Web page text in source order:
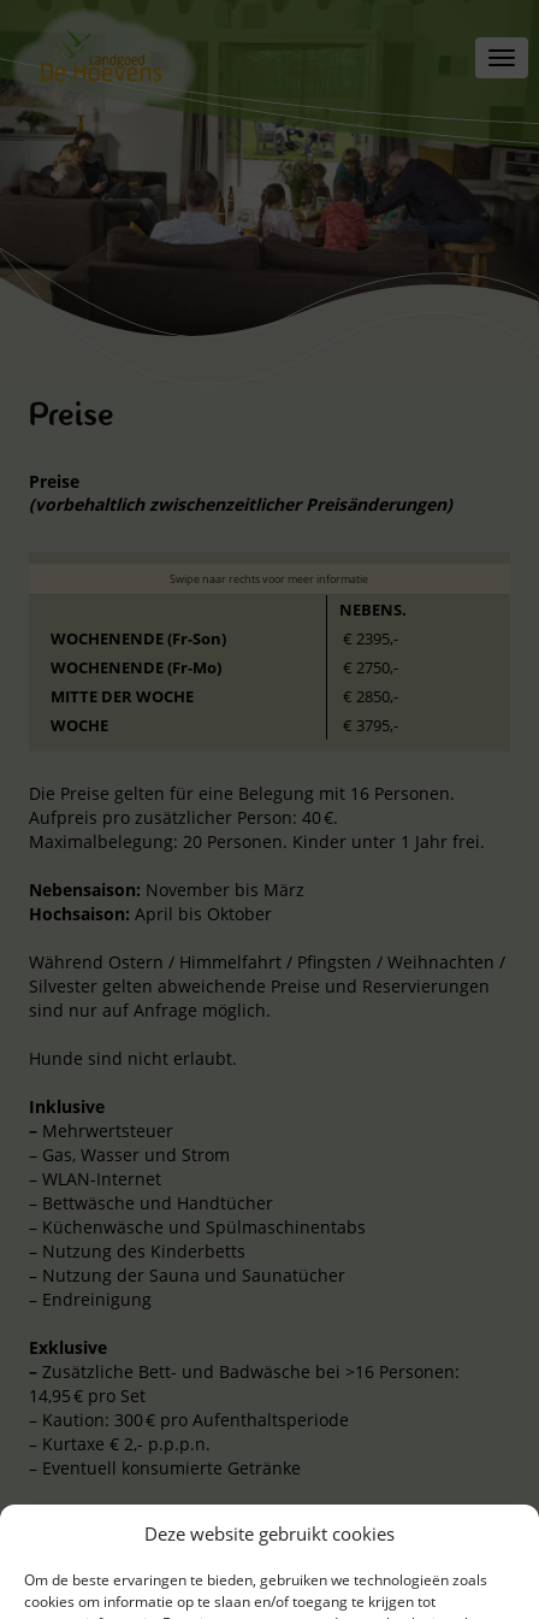
Deze website gebruikt cookies
Om de beste ervaringen te bieden, gebruiken we technologieën zoals
cookies om informatie op te slaan en/of toegang te krijgen tot
Preise
Preise
(vorbehaltlich zwischenzeitlicher Preisänderungen)
NEBENS.
WOCHENENDE (Fr-Son)
€ 2395,-
WOCHENENDE (Fr-Mo)
€ 2750,-
MITTE DER WOCHE
€ 2850,-
WOCHE
€ 3795,-
Die Preise gelten für eine Belegung mit 16 Personen.
Aufpreis pro zusätzlicher Person: 40 €.
Maximalbelegung: 20 Personen. Kinder unter 1 Jahr frei.
Nebensaison: November bis März
Hochsaison: April bis Oktober
Während Ostern / Himmelfahrt / Pfingsten / Weihnachten /
Silvester gelten abweichende Preise und Reservierungen
sind nur auf Anfrage möglich.
Hunde sind nicht erlaubt.
Inklusive
– Mehrwertsteuer
– Gas, Wasser und Strom
– WLAN-Internet
– Bettwäsche und Handtücher
– Küchenwäsche und Spülmaschinentabs
– Nutzung des Kinderbetts
– Nutzung der Sauna und Saunatücher
– Endreinigung
Exklusive
– Zusätzliche Bett- und Badwäsche bei >16 Personen:
14,95 € pro Set
– Kaution: 300 € pro Aufenthaltsperiode
– Kurtaxe € 2,- p.p.p.n.
– Eventuell konsumierte Getränke
voorwaarden gastenverblijven
Buchen?Klik hierfür eine Reservierung